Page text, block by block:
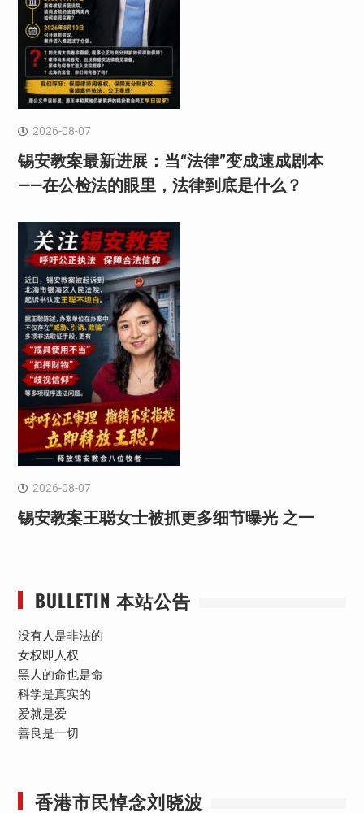
2026-08-07
锡安教案最新进展：当“法律”变成速成剧本
——在公检法的眼里，法律到底是什么？
2026-08-07
锡安教案王聪女士被抓更多细节曝光 之一
BULLETIN 本站公告
没有人是非法的
女权即人权
黑人的命也是命
科学是真实的
爱就是爱
善良是一切
香港市民悼念刘晓波